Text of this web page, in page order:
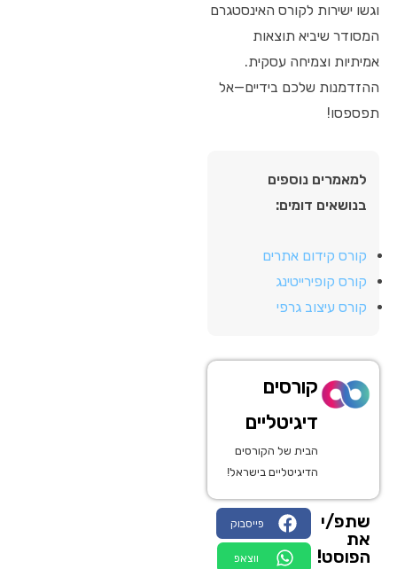
וגשו ישירות לקורס האינסטגרם
המסודר שיביא תוצאות
אמיתיות וצמיחה עסקית.
ההזדמנות שלכם בידיים—אל
תפספסו!
למאמרים נוספים
בנושאים דומים:
קורס קידום אתרים
קורס קופירייטינג
קורס עיצוב גרפי
קורסים
דיגיטליים
הבית של הקורסים
הדיגיטליים בישראל!
שתפ/י
את
הפוסט!
פייסבוק
ווצאפ